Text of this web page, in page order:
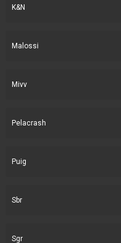
K&N
Malossi
Mivv
Pelacrash
Puig
Sbr
Sgr